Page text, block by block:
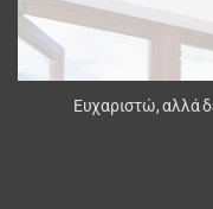
Ευχαριστώ, αλλά